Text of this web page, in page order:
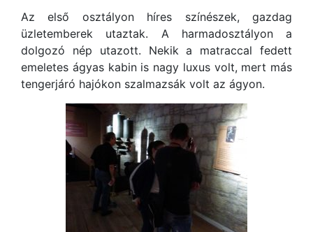
Az első osztályon híres színészek, gazdag
üzletemberek utaztak. A harmadosztályon a
dolgozó nép utazott. Nekik a matraccal fedett
emeletes ágyas kabin is nagy luxus volt, mert más
tengerjáró hajókon szalmazsák volt az ágyon.